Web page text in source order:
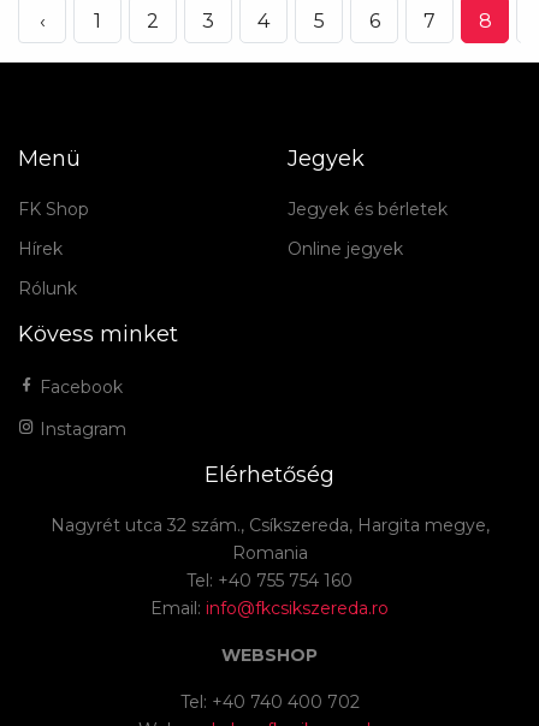
‹ 1 2 3 4 5 6 7 8
Menü
FK Shop
Hírek
Rólunk
Jegyek
Jegyek és bérletek
Online jegyek
Kövess minket
Facebook
Instagram
Elérhetőség
Nagyrét utca 32 szám., Csíkszereda, Hargita megye,
Romania
Tel: +40 755 754 160
Email: info@fkcsikszereda.ro
WEBSHOP
Tel: +40 740 400 702